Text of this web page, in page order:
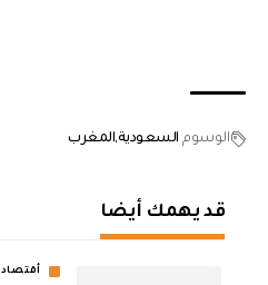
الوسوم السعوديةالمغرب
قد يهمك أيضا
أقتصاد